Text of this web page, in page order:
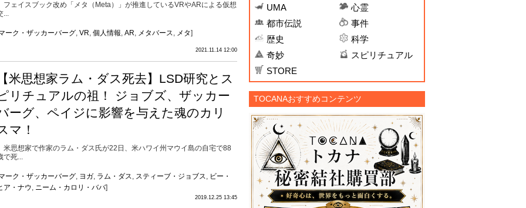
ェイスブック改め「メタ（Meta）」が推進しているVRやARによる仮想
...
ーク・ザッカーバーグ, VR, 個人情報, AR, メタバース, メタ]
2021.11.14 12:00
米思想家ラム・ダス死去】LSD研究とス
リチュアルの祖！ ジョブズ、ザッカー
ーグ、ペイジに影響を与えた魂のカリ
マ！
思想家で作家のラム・ダス氏が22日、米ハワイ州マウイ島の自宅で88
で死...
ーク・ザッカーバーグ, ヨガ, ラム・ダス, スティーブ・ジョブス, ビー・
ア・ナウ, ニーム・カロリ・ババ]
2019.12.25 13:45
UMA
心霊
都市伝説
事件
歴史
科学
奇妙
スピリチュアル
STORE
TOCANAおすすめコンテンツ